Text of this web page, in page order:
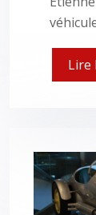
Lire